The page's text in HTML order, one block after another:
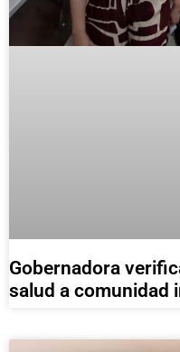
Gobernadora
salud a comunidad